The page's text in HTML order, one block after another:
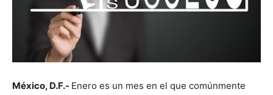
México, D.F.- Enero es un mes en el que comúnmente